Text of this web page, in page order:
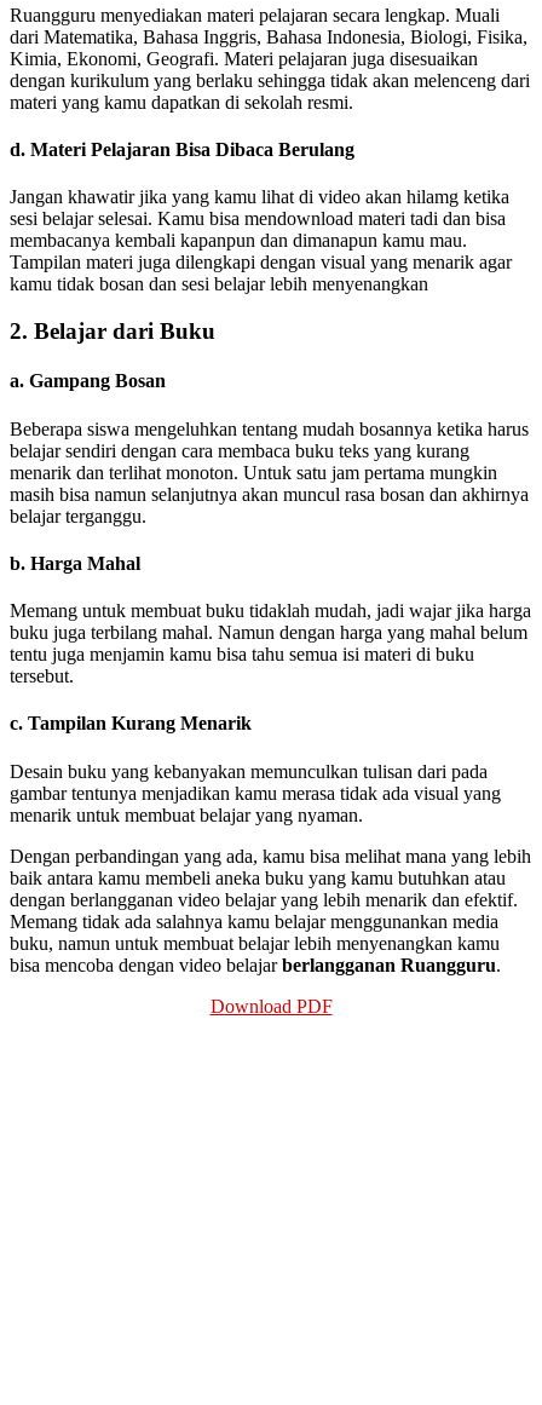
Ruangguru menyediakan materi pelajaran secara lengkap. Muali
dari Matematika, Bahasa Inggris, Bahasa Indonesia, Biologi, Fisika,
Kimia, Ekonomi, Geografi. Materi pelajaran juga disesuaikan
dengan kurikulum yang berlaku sehingga tidak akan melenceng dari
materi yang kamu dapatkan di sekolah resmi.
d. Materi Pelajaran Bisa Dibaca Berulang
Jangan khawatir jika yang kamu lihat di video akan hilamg ketika
sesi belajar selesai. Kamu bisa mendownload materi tadi dan bisa
membacanya kembali kapanpun dan dimanapun kamu mau.
Tampilan materi juga dilengkapi dengan visual yang menarik agar
kamu tidak bosan dan sesi belajar lebih menyenangkan
2. Belajar dari Buku
a. Gampang Bosan
Beberapa siswa mengeluhkan tentang mudah bosannya ketika harus
belajar sendiri dengan cara membaca buku teks yang kurang
menarik dan terlihat monoton. Untuk satu jam pertama mungkin
masih bisa namun selanjutnya akan muncul rasa bosan dan akhirnya
belajar terganggu.
b. Harga Mahal
Memang untuk membuat buku tidaklah mudah, jadi wajar jika harga
buku juga terbilang mahal. Namun dengan harga yang mahal belum
tentu juga menjamin kamu bisa tahu semua isi materi di buku
tersebut.
c. Tampilan Kurang Menarik
Desain buku yang kebanyakan memunculkan tulisan dari pada
gambar tentunya menjadikan kamu merasa tidak ada visual yang
menarik untuk membuat belajar yang nyaman.
Dengan perbandingan yang ada, kamu bisa melihat mana yang lebih
baik antara kamu membeli aneka buku yang kamu butuhkan atau
dengan berlangganan video belajar yang lebih menarik dan efektif.
Memang tidak ada salahnya kamu belajar menggunankan media
buku, namun untuk membuat belajar lebih menyenangkan kamu
bisa mencoba dengan video belajarberlangganan Ruangguru.
Download PDF